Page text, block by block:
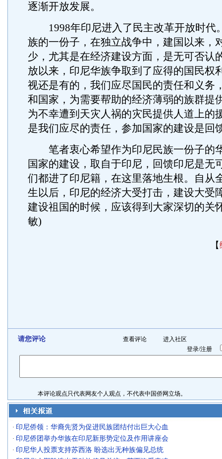
逐渐开放发展。
1998年印尼进入了民主改革开放时代
族的一份子，在独立战争中，建国以来，
少，尤其是在经济建设方面，是无可否认
放以来，印尼华族争取到了应得的国民权
视还是有的，我们应尽国民的责任和义务
和国家，为需要帮助的经济薄弱的族群提
为不幸遭到天灾人祸的灾民提供人道上的
是我们应尽的责任，参加国家的建设是回
笔者衷心希望作为印尼民族一份子的
国家的建设，取自于印尼，回馈印尼是无
们都进了印尼籍，在这里落地生根。自从
生以后，印尼的经济大受打击，建设大受
建设祖国的时候，应该得到大家深切的关
敏)
【
请您评论 查看评论
进入社区
登录/注册
本评论观点只代表网友个人观点，不代表中国侨网立场。
· 印尼侨领：华裔先贤为促进民族团结付出巨大心血
· 印尼侨团举办华族在印尼新形势定位及作用讲座会
· 印尼华人投票支持苏西洛 盼选出无种族偏见总统